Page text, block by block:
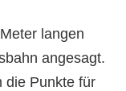
langen
angesagt.
die Punkte für